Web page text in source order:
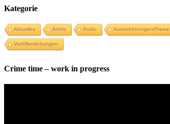
Kategorie
Aktuelles Archiv Audio Auszeichnungen/Preise
Veröffentlichungen
Crime time – work in progress